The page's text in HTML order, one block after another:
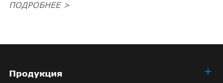
ПОДРОБНЕЕ >
Продукция